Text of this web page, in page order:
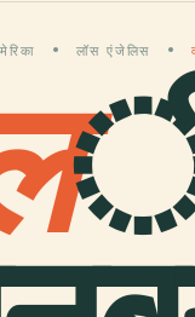
लॉस एंजेलिस